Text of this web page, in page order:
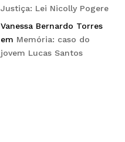
Justiça: Lei Nicolly Pogere
Vanessa Bernardo Torres
em Memória: caso do
jovem Lucas Santos